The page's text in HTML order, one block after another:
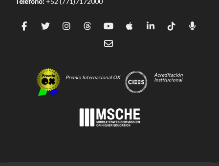
Premio Internacional OX
Acreditación
Institucional